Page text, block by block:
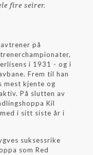
fire seirer.
på
i 1931 - og i
Frem til han
mest kjente og
På slutten av
Kil
i sitt siste år i
suksessrike
som Red